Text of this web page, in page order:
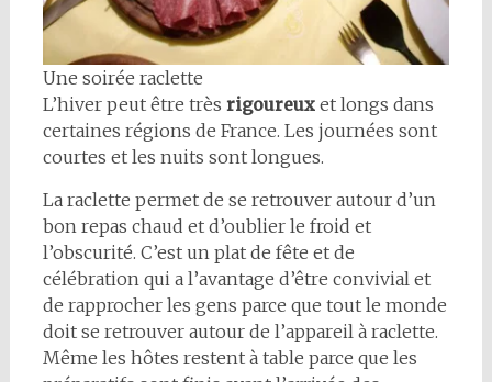
Une soirée raclette
L’hiver peut être très rigoureux et longs dans
certaines régions de France. Les journées sont
courtes et les nuits sont longues.
La raclette permet de se retrouver autour d’un
bon repas chaud et d’oublier le froid et
l’obscurité. C’est un plat de fête et de
célébration qui a l’avantage d’être convivial et
de rapprocher les gens parce que tout le monde
doit se retrouver autour de l’appareil à raclette.
Même les hôtes restent à table parce que les